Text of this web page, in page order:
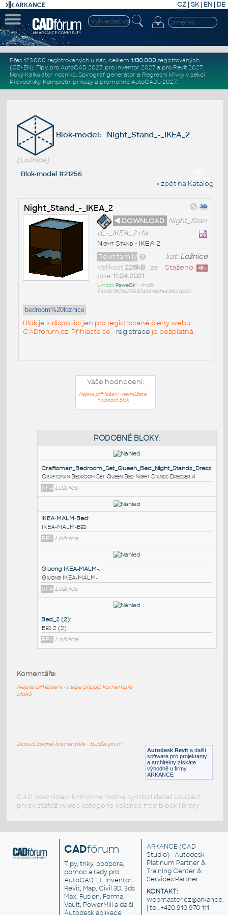
CZ | SK| EN | DE
Přes 123.000 registrovaných u nás, celkem 1.130.000registrovaných
(CZ+EN). Tipy pro AutoCAD 2027, pro Inventor 2027a pro Revit 2027.
Nový Kalkulátor nosníků, Spirograf generátor a Regresní křivkyv sekci
Převodníky. Kompletní příkazya proměnné AutoCADu 2027.
Blok-model: Night_Stand_-_IKEA_2
(Ložnice)
Blok-model #21256
« zpět na Katalog
Night_Stand_-_IKEA_2
◄ DOWNLOAD Night_Stan
d_-_IKEA_2.rfa
Night Stand - IKEA 2
kat:Ložnice
Revit family
Staženo: 48x
Velikost 228kB• ze
dne 11.04.2021
Umístil: PawelSt^ • md5:
632027873e29532456d631e095a7b51c
bedroom%20loznice
Blok je k dispozici jen pro registrované členy webu
CADforum.cz. Přihlaste se - registrace je bezplatná.
Vaše hodnocení:
Nejste přihlášeni - nemůžete
hodnotit blok
Craftsman Bedroom Set Queen Bed Night Stands Dresser
RFA Ložnice
IKEA-MALM-Bed:
IKEA-MALM-Bed
RFA Ložnice
Giuong IKEA-MALM-
Ložnice
Autodesk Revit a další
software pro projektanty
a architekty získáte
výhodně u firmy
ARKANCE
Komentáře:
Nejste přihlášeni - nelze připojit komentáře
bloků
Dosud žádné komentáře - buďte první
CAD download: knihovna rodina symbol detail součást
prvek stafáž výkres kategorie kolekce free block library
CADfórum
Tipy, triky, podpora,
pomoc a rady pro
AutoCAD, LT, Inventor,
Revit, Map, Civil 3D, 3ds
Max, Fusion, Forma,
Vault, PowerMill a další
Autodesk aplikace
ARKANCE (CAD
Studio) - Autodesk
Platinum Partner &
Training Center &
Services Partner
KONTAKT:
| tel. +420 910 970 111